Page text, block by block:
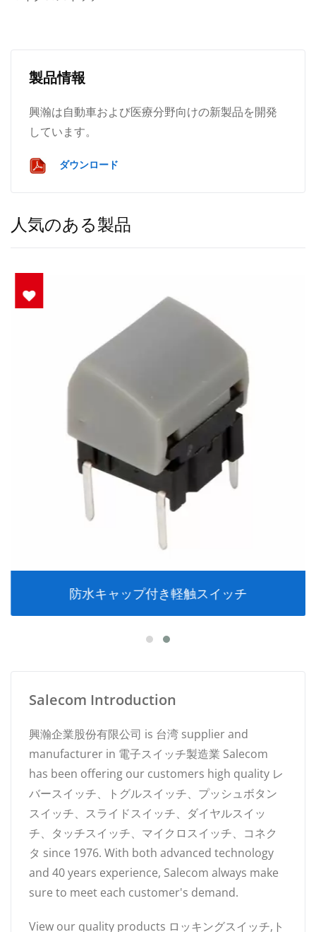
製品情報
興瀚は自動車および医療分野向けの新製品を開発
しています。
ダウンロード
人気のある製品
防水キャップ付き軽触スイッチ
Salecom Introduction
興瀚企業股份有限公司 is 台湾 supplier and
manufacturer in 電子スイッチ製造業 Salecom
has been offering our customers high quality レ
バースイッチ、トグルスイッチ、プッシュボタン
スイッチ、スライドスイッチ、ダイヤルスイッ
チ、タッチスイッチ、マイクロスイッチ、コネク
タ since 1976. With both advanced technology
and 40 years experience, Salecom always make
sure to meet each customer's demand.
View our quality products ロッキングスイッチ,ト